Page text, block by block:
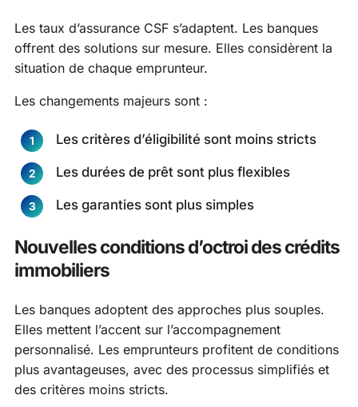
Les taux d’assurance CSF s’adaptent. Les banques
offrent des solutions sur mesure. Elles considèrent la
situation de chaque emprunteur.
Les changements majeurs sont :
Les critères d’éligibilité sont moins stricts
Les durées de prêt sont plus flexibles
Les garanties sont plus simples
Nouvelles conditions d’octroi des crédits
immobiliers
Les banques adoptent des approches plus souples.
Elles mettent l’accent sur l’accompagnement
personnalisé. Les emprunteurs profitent de conditions
plus avantageuses, avec des processus simplifiés et
des critères moins stricts.